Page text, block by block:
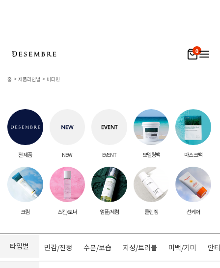
0
홈 제품라인별 비타민
전 제품 NEW EVENT 모델링팩 마스크팩
크림 스킨/토너 앰플/세럼 클렌징 선케어
타입별 민감/진정 수분/보습 지성/트러블 미백/기미 안